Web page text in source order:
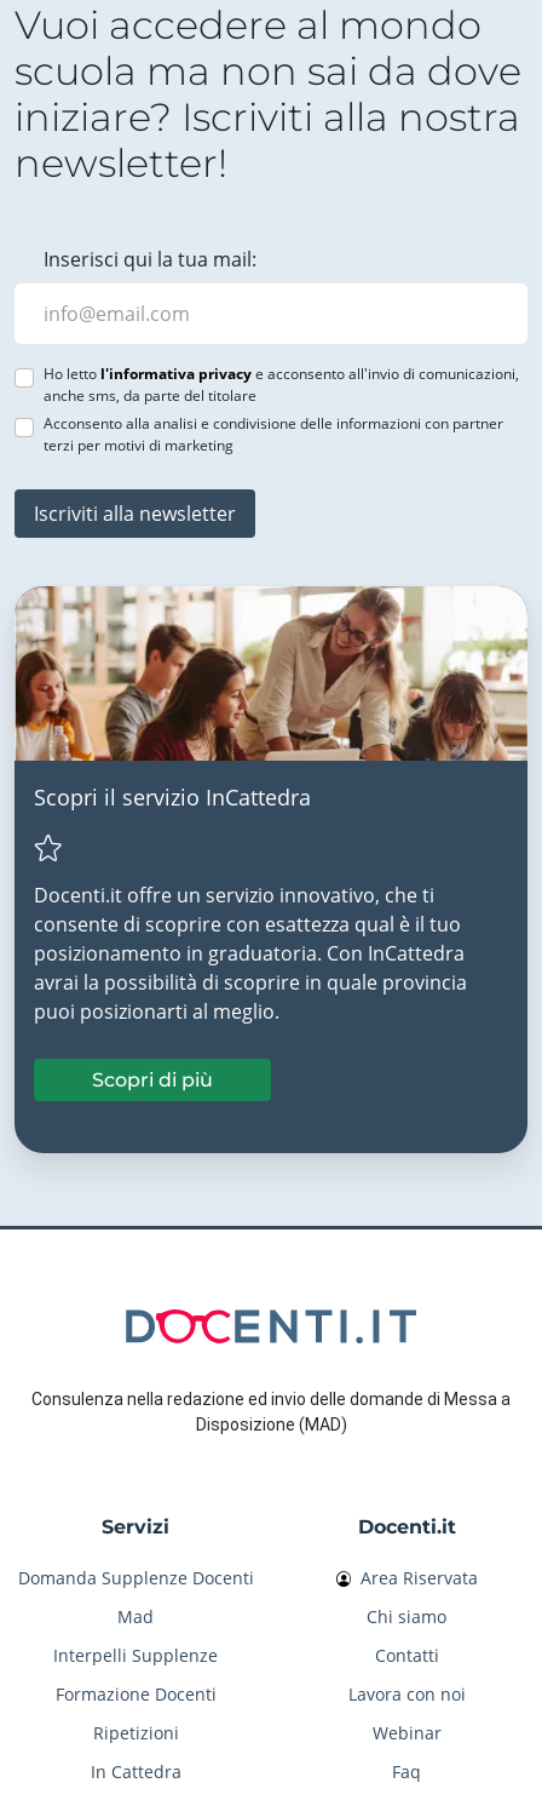
Vuoi accedere al mondo
scuola ma non sai da dove
iniziare? Iscriviti alla nostra
newsletter!
Inserisci qui la tua mail:
Ho letto l'informativa privacye acconsento all'invio di comunicazioni,
anche sms, da parte del titolare
Acconsento alla analisi e condivisione delle informazioni con partner
terzi per motivi di marketing
Iscriviti alla newsletter
Scopri il servizio InCattedra
Docenti.it offre un servizio innovativo, che ti
consente di scoprire con esattezza qual è il tuo
posizionamento in graduatoria. Con InCattedra
avrai la possibilità di scoprire in quale provincia
puoi posizionarti al meglio.
Scopri di più
Consulenza nella redazione ed invio delle domande di Messa a
Disposizione (MAD)
Servizi
Domanda Supplenze Docenti
Mad
Interpelli Supplenze
Formazione Docenti
Ripetizioni
In Cattedra
Docenti.it
Area Riservata
Chi siamo
Contatti
Lavora con noi
Webinar
Faq